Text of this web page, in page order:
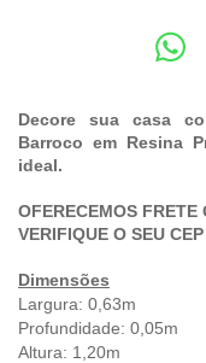
Decore sua casa
Barroco em Resina
ideal.
OFERECEMOS FRETE
VERIFIQUE O SEU CEP
Dimensões
Largura: 0,63m
Profundidade: 0,05m
Altura: 1,20m